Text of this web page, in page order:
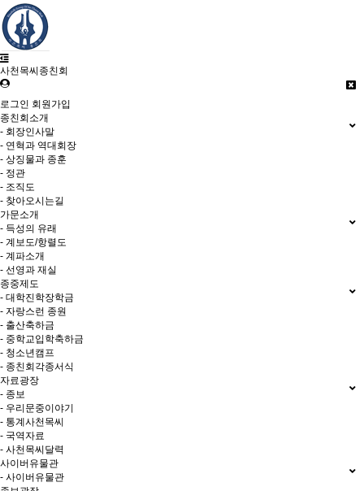
사천목씨종친회
로그인 회원가입
종친회소개
- 회장인사말
- 연혁과 역대회장
- 상징물과 종훈
- 정관
- 조직도
- 찾아오시는길
가문소개
- 득성의 유래
- 계보도/항렬도
- 계파소개
- 선영과 재실
종중제도
- 대학진학장학금
- 자랑스런 종원
- 출산축하금
- 중학교입학축하금
- 청소년캠프
- 종친회각종서식
자료광장
- 종보
- 우리문중이야기
- 통계사천목씨
- 국역자료
- 사천목씨달력
사이버유물관
- 사이버유물관